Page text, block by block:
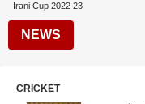
Irani Cup 2022 23
NEWS
CRICKET